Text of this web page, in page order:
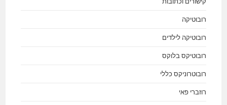
רובוטיקה
רובוטיקה לילדים
רובוטיקס בלוקס
רובוטרוניקס כללי
רוזברי פאי